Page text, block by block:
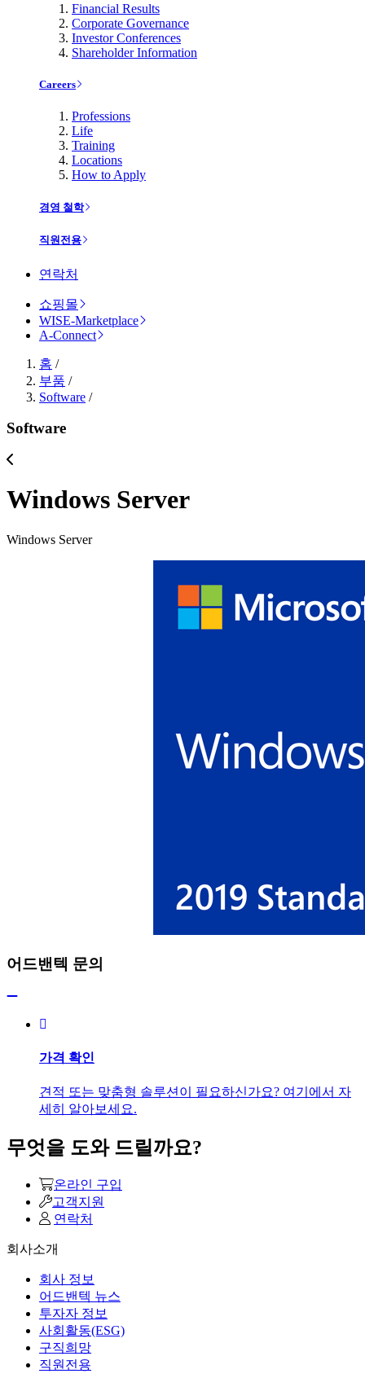
Financial Results
Corporate Governance
Investor Conferences
Shareholder Information
Careers
Professions
Life
Training
Locations
How to Apply
경영 철학
직원전용
연락처
쇼핑몰
WISE-Marketplace
A-Connect
홈 /
부품 /
Software /
Software
Windows Server
Windows Server
어드밴텍 문의
가격 확인
견적 또는 맞춤형 솔루션이 필요하신가요? 여기에서 자
세히 알아보세요.
무엇을 도와 드릴까요?
온라인 구입
고객지원
연락처
회사소개
회사 정보
어드밴텍 뉴스
투자자 정보
사회활동(ESG)
구직희망
직원전용